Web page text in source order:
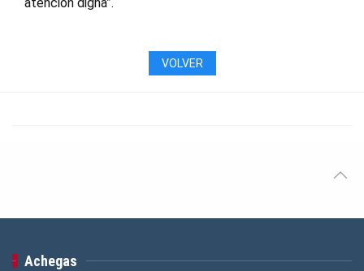
atención digna”.
VOLVER
Achegas